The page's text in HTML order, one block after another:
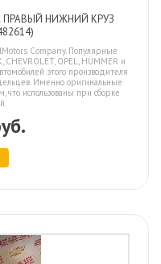
ПРАВЫЙ НИЖНИЙ КРУЗ
Company. Популярные
OPEL, HUMMER и
этого производителя
Именно оригинальные
что использованы при сборке